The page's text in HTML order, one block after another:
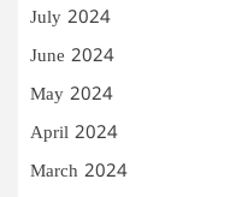
July 2024
June 2024
May 2024
April 2024
March 2024